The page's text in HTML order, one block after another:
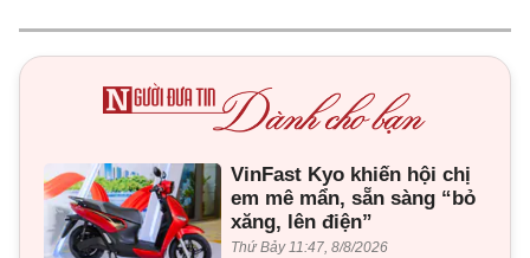
VinFast Kyo khiến hội chị
em mê mẩn, sẵn sàng “bỏ
xăng, lên điện”
Thứ Bảy 11:47, 8/8/2026